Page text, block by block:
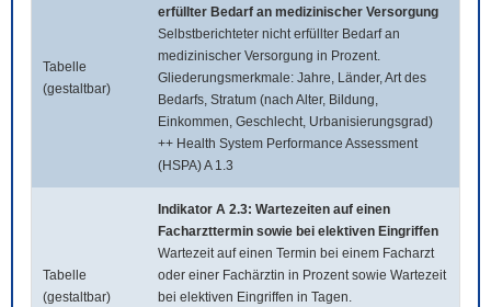
Tabelle
(gestaltbar)
erfüllter Bedarf an medizinischer Versorgung
Selbstberichteter nicht erfüllter Bedarf an
medizinischer Versorgung in Prozent.
Gliederungsmerkmale: Jahre, Länder, Art des
Bedarfs, Stratum (nach Alter, Bildung,
Einkommen, Geschlecht, Urbanisierungsgrad)
++ Health System Performance Assessment
(HSPA) A 1.3
Tabelle
(gestaltbar)
Indikator A 2.3: Wartezeiten auf einen
Facharzttermin sowie bei elektiven Eingriffen
Wartezeit auf einen Termin bei einem Facharzt
oder einer Fachärztin in Prozent sowie Wartezeit
bei elektiven Eingriffen in Tagen.